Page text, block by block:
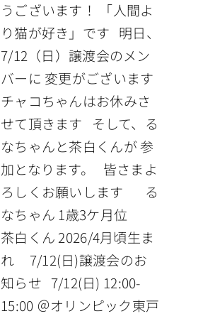
うございます！ 「人間よ
り猫が好き」です 明日、
7/12（日）譲渡会のメン
バーに 変更がございます
チャコちゃんはお休みさ
せて頂きます そして、る
なちゃんと茶白くんが 参
加となります。 皆さまよ
ろしくお願いします る
なちゃん 1歳3ケ月位
茶白くん 2026/4月頃生ま
れ 7/12(日)譲渡会のお
知らせ 7/12(日) 12:00-
15:00 ＠オリンピック東戸